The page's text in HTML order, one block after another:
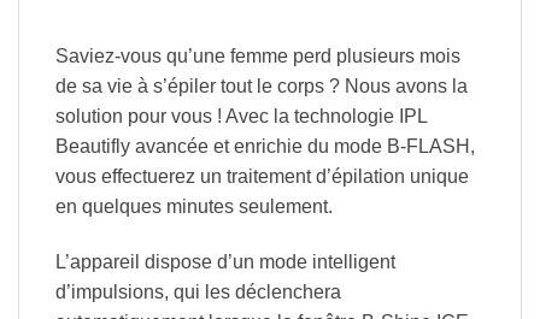
Saviez-vous qu’une femme perd plusieurs mois
de sa vie à s’épiler tout le corps ? Nous avons la
solution pour vous ! Avec la technologie IPL
Beautifly avancée et enrichie du mode B-FLASH,
vous effectuerez un traitement d’épilation unique
en quelques minutes seulement.
L’appareil dispose d’un mode intelligent
d’impulsions, qui les déclenchera